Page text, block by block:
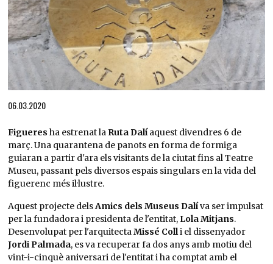
06.03.2020
Figueres ha estrenat la Ruta Dalí aquest divendres 6 de
març. Una quarantena de panots en forma de formiga
guiaran a partir d'ara els visitants de la ciutat fins al Teatre
Museu, passant pels diversos espais singulars en la vida del
figuerenc més il·lustre.
Aquest projecte delsAmics dels Museus Dalíva ser impulsat
per la fundadora i presidenta de l'entitat, Lola Mitjans.
Desenvolupat per l'arquitectaMissé Colli el dissenyador
Jordi Palmada, es va recuperar fa dos anys amb motiu del
vint-i-cinquè aniversari de l'entitat i ha comptat amb el